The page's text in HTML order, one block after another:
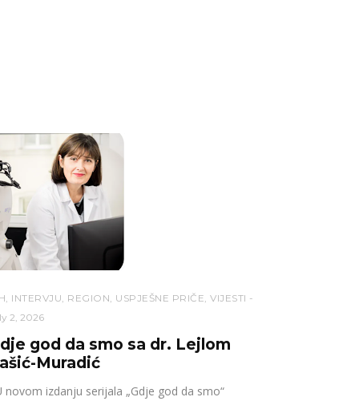
INTERVJU REGION USPJEŠNE PRIČE ,VIJESTI
2, 2026
god da smo sa dr. Lejlom
Muradić
izdanju serijala „Gdje god da smo“